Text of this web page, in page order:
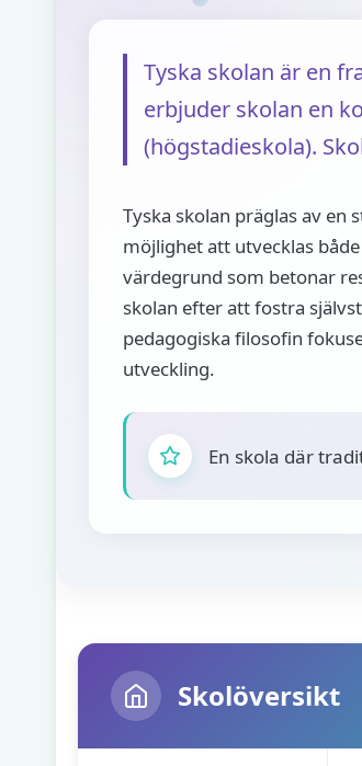
Tyska skolan är en
erbjuder skolan en
(högstadieskola).
Tyska skolan präglas av en
möjlighet att utvecklas
värdegrund som betonar
skolan efter att fostra
pedagogiska filosofin
utveckling.
En skola där
Skolöversikt